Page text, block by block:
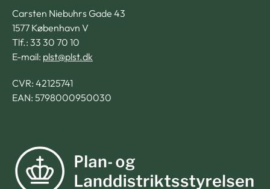
Carsten Niebuhrs Gade 43
1577 København V
Tlf.: 33 30 70 10
E-mail: plst@plst.dk
CVR: 42125741
EAN: 5798000950030